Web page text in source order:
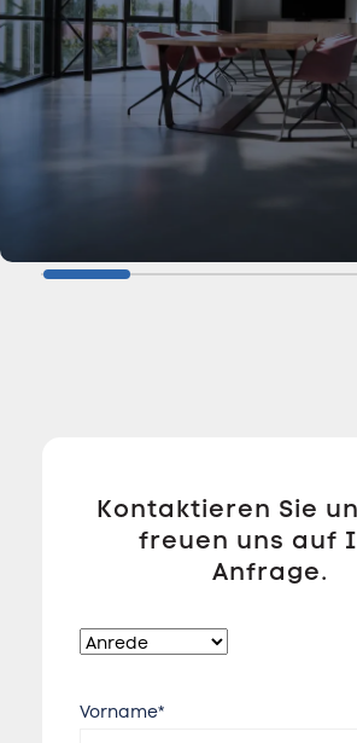
Kontaktieren Sie
freuen uns auf
Anfrage.
Vorname*